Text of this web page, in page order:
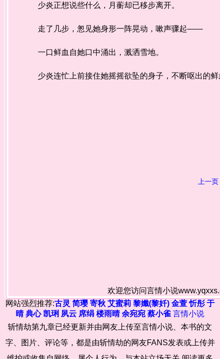
少炎正想说些什么，月蘅却已移步离开。
走了几步，怱见她身形一阵晃动，嗽声骤起——
一口鲜血自她口中涌出，溅洒雪地。
少炎连忙上前接住她摇摇欲坠的身子，不断呕出的鲜
上一页
欢迎您访问言情小说
网站强烈推荐:古灵 简璎 寄秋 艾蜜莉 黎孅(黎奷) 金萱 忻彤 于
晴 典心 凯琍 夙云 席绢 楼雨晴 余宛宛 蔡小雀 言情小说
斩情劫第九章已经更新并由网友上传至言情小说、本书的文
字、图片、评论等，都是由斩情劫的网友FANS发表或上传并